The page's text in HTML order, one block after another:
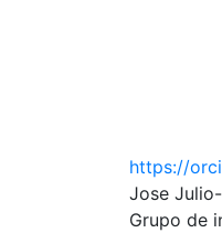
https://
Jose
Grupo de